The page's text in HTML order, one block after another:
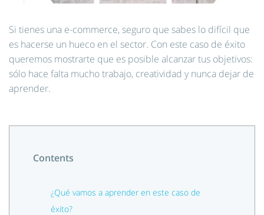
Si tienes una e-commerce, seguro que sabes lo difícil que
es hacerse un hueco en el sector. Con este caso de éxito
queremos mostrarte que es posible alcanzar tus objetivos:
sólo hace falta mucho trabajo, creatividad y nunca dejar de
aprender.
Contents
¿Qué vamos a aprender en este caso de
éxito?